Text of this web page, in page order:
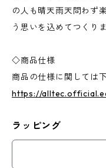
の人も晴天雨天問わず
う思いを込めてつくり
◇商品仕様
商品の仕様に関しては
https://
ラッピング